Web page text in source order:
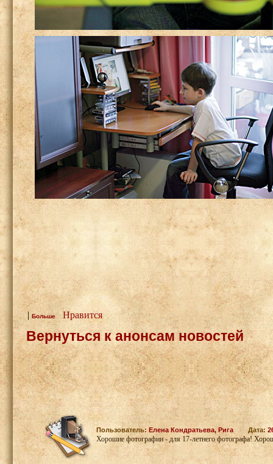
| Больше Нравится
Вернуться к анонсам новостей
Пользователь: Елена Кондратьева, Рига Дата:
Хорошие фотографии - для 17-летнего фотографа!